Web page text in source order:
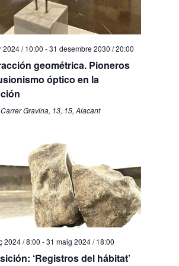
2024 / 10:00 -31 desembre 2030 / 20:00
geométrica. Pioneros
óptico en la
Carrer Gravina, 13, 15, Alacant
2024 / 8:00 -31 maig 2024 / 18:00
‘Registros del hábitat’